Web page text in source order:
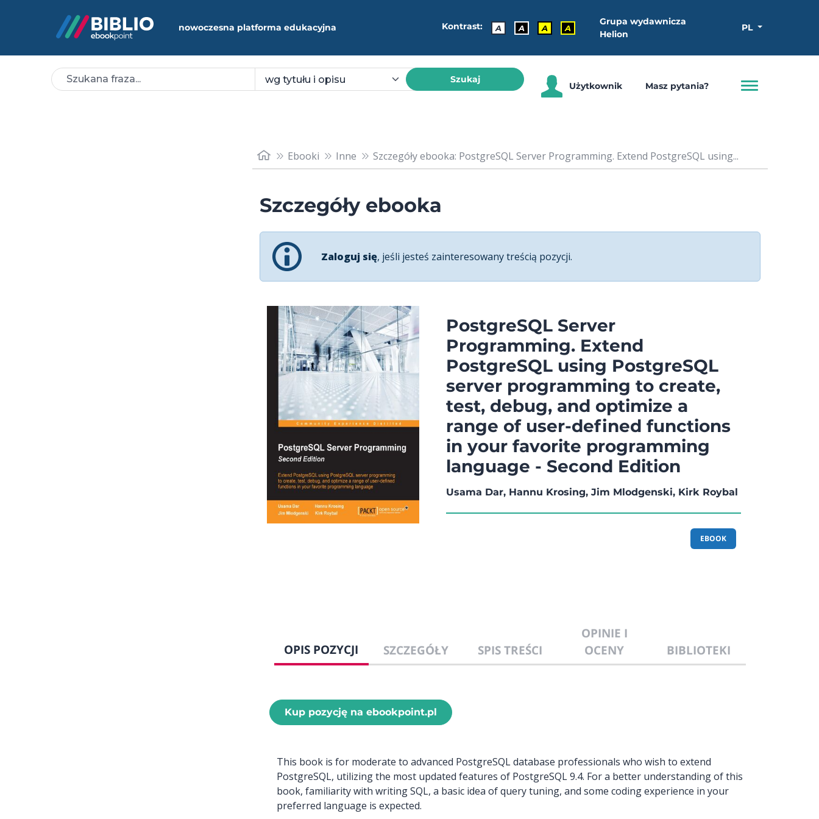
nowoczesna platforma edukacyjna Kontrast: A A A A
Grupa wydawnicza
Helion
PL
Szukaj
Użytkownik Masz pytania?
Ebooki Inne Szczegóły ebooka: PostgreSQL Server Programming. Extend PostgreSQL using...
Szczegóły ebooka
Zaloguj się, jeśli jesteś zainteresowany treścią pozycji.
PostgreSQL Server
Programming. Extend
PostgreSQL using PostgreSQL
server programming to create,
test, debug, and optimize a
range of user-defined functions
in your favorite programming
language - Second Edition
Usama Dar, Hannu Krosing, Jim Mlodgenski, Kirk Roybal
EBOOK
OPIS POZYCJI SZCZEGÓŁY SPIS TREŚCI
OPINIE I
OCENY
BIBLIOTEKI
Kup pozycję na ebookpoint.pl
This book is for moderate to advanced PostgreSQL database professionals who wish to extend
PostgreSQL, utilizing the most updated features of PostgreSQL 9.4. For a better understanding of this
book, familiarity with writing SQL, a basic idea of query tuning, and some coding experience in your
preferred language is expected.